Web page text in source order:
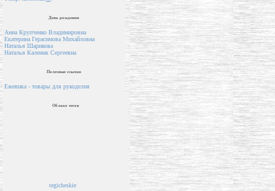
День рождения
Анна Крупченко Владимировна
Екатерина Герасимова Михайловна
Наталья Шарикова
Наталья Каленик Сергеевна
Полезные ссылки
Ежевика - товары для рукоделия
Облако тегов
tegicheskie